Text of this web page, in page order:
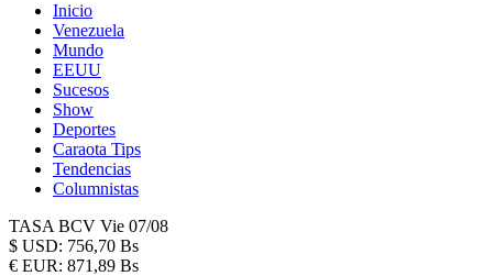
Inicio
Venezuela
Mundo
EEUU
Sucesos
Show
Deportes
Caraota Tips
Tendencias
Columnistas
TASA BCV Vie 07/08
$ USD: 756,70 Bs
€ EUR: 871,89 Bs